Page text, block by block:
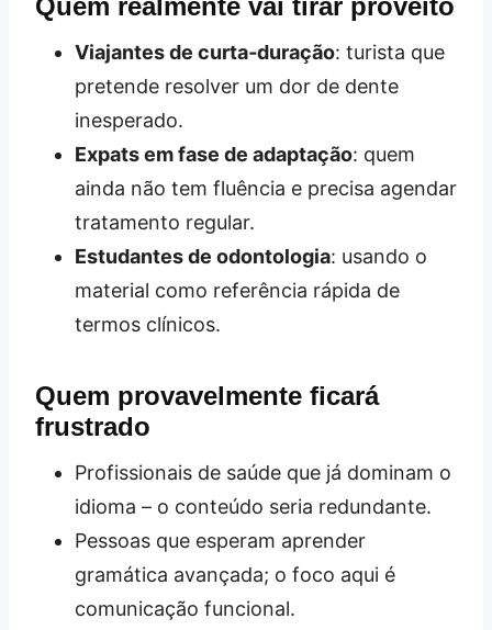
Quem realmente vai tirar proveito
Viajantes de curta‑duração: turista que
pretende resolver um dor de dente
inesperado.
Expats em fase de adaptação: quem
ainda não tem fluência e precisa agendar
tratamento regular.
Estudantes de odontologia: usando o
material como referência rápida de
termos clínicos.
Quem provavelmente ficará
frustrado
Profissionais de saúde que já dominam o
idioma – o conteúdo seria redundante.
Pessoas que esperam aprender
gramática avançada; o foco aqui é
comunicação funcional.